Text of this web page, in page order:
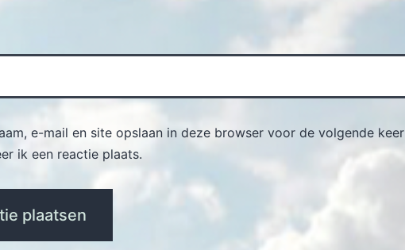
e-mail en site opslaan in deze browser voor de volgende keer
ik een reactie plaats.